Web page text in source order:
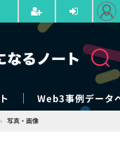
Web3事例データ
› 写真・画像